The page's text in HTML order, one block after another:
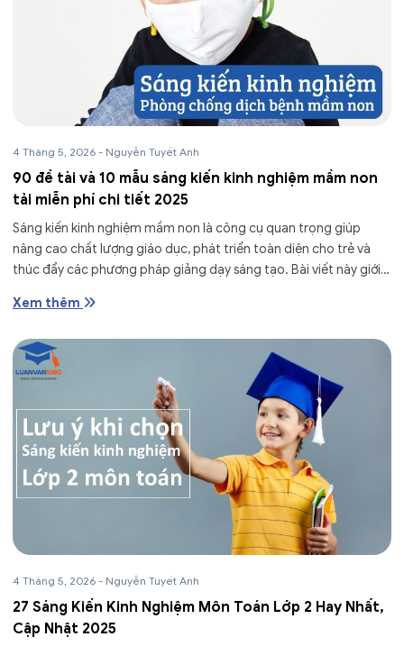
4 Tháng 5, 2026 - Nguyễn Tuyết Anh
90 đề tài và 10 mẫu sáng kiến kinh nghiệm mầm non
tải miễn phí chi tiết 2025
Sáng kiến kinh nghiệm mầm non là công cụ quan trọng giúp
nâng cao chất lượng giáo dục, phát triển toàn diện cho trẻ và
thúc đẩy các phương pháp giảng dạy sáng tạo. Bài viết này giới
Xem thêm
4 Tháng 5, 2026 - Nguyễn Tuyết Anh
27 Sáng Kiến Kinh Nghiệm Môn Toán Lớp 2 Hay Nhất,
Cập Nhật 2025